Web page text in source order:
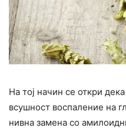
На тој начин се откри
всушност воспаление на
нивна замена со